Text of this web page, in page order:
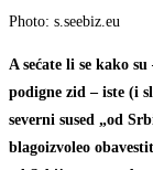
Photo: s.seebiz.eu
A sećate li se kako
podigne zid – iste (i
severni sused „od
blagoizvoleo